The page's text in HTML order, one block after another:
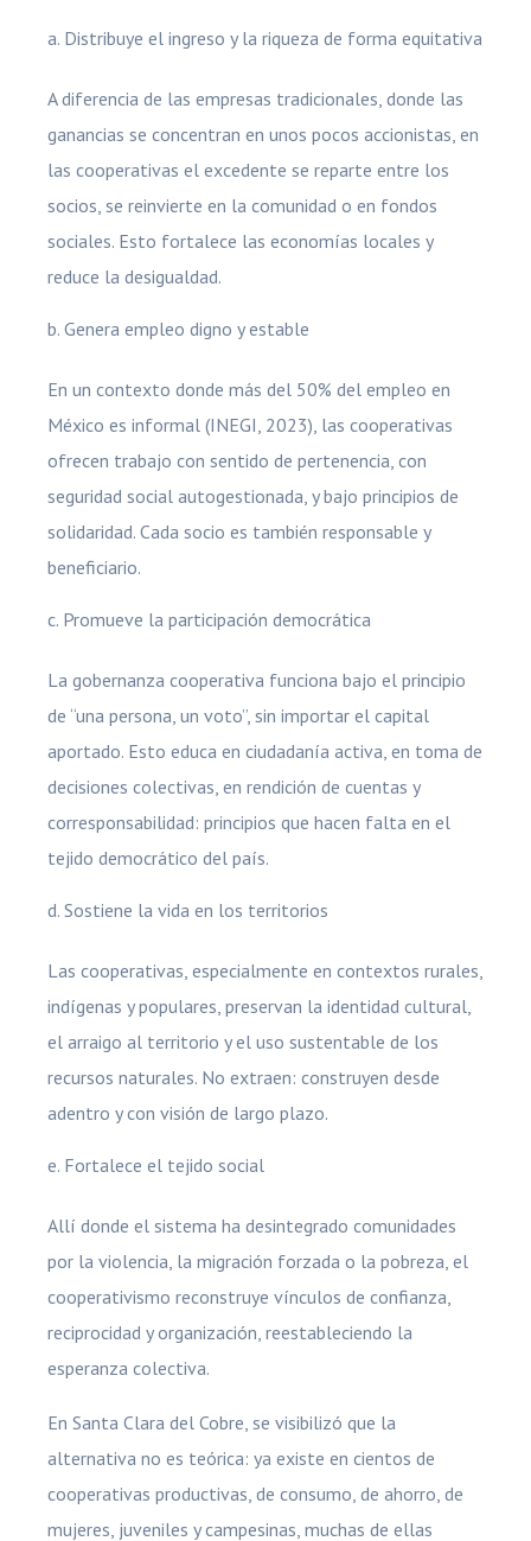
Distribuye el ingreso y la riqueza de forma equitativa
A diferencia de las empresas tradicionales, donde las
ganancias se concentran en unos pocos accionistas, en
las cooperativas el excedente se reparte entre los
socios, se reinvierte en la comunidad o en fondos
sociales. Esto fortalece las economías locales y
reduce la desigualdad.
Genera empleo digno y estable
En un contexto donde más del 50% del empleo en
México es informal (INEGI, 2023), las cooperativas
ofrecen trabajo con sentido de pertenencia, con
seguridad social autogestionada, y bajo principios de
solidaridad. Cada socio es también responsable y
beneficiario.
Promueve la participación democrática
La gobernanza cooperativa funciona bajo el principio
de “una persona, un voto”, sin importar el capital
aportado. Esto educa en ciudadanía activa, en toma de
decisiones colectivas, en rendición de cuentas y
corresponsabilidad: principios que hacen falta en el
tejido democrático del país.
Sostiene la vida en los territorios
Las cooperativas, especialmente en contextos rurales,
indígenas y populares, preservan la identidad cultural,
el arraigo al territorio y el uso sustentable de los
recursos naturales. No extraen: construyen desde
adentro y con visión de largo plazo.
Fortalece el tejido social
Allí donde el sistema ha desintegrado comunidades
por la violencia, la migración forzada o la pobreza, el
cooperativismo reconstruye vínculos de confianza,
reciprocidad y organización, reestableciendo la
esperanza colectiva.
En Santa Clara del Cobre, se visibilizó que la
alternativa no es teórica: ya existe en cientos de
cooperativas productivas, de consumo, de ahorro, de
mujeres, juveniles y campesinas, muchas de ellas